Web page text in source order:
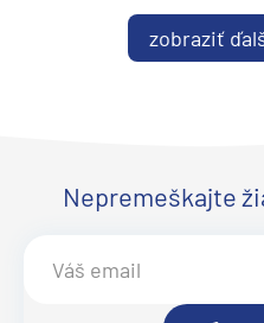
zobraziť
Nepremeškajte